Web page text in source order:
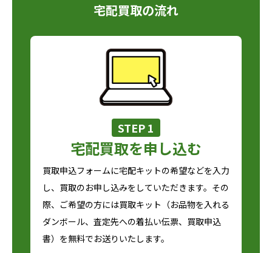
宅配買取の流れ
STEP 1
宅配買取を申し込む
買取申込フォームに宅配キットの希望などを入力
し、買取のお申し込みをしていただきます。その
際、ご希望の方には買取キット（お品物を入れる
ダンボール、査定先への着払い伝票、買取申込
書）を無料でお送りいたします。